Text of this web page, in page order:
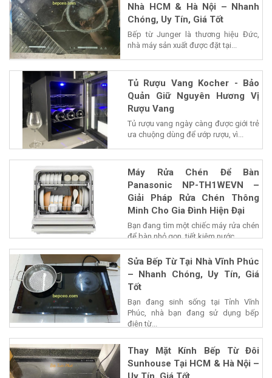
Nhà HCM & Hà Nội – Nhanh
Chóng, Uy Tín, Giá Tốt
Bếp từ Junger là thương hiệu Đức,
nhà máy sản xuất được đặt tại...
Tủ Rượu Vang Kocher - Bảo
Quản Giữ Nguyên Hương Vị
Rượu Vang
Tủ rượu vang ngày càng được giới trẻ
ưa chuộng dùng để ướp rượu, vì...
Máy Rửa Chén Để Bàn
Panasonic NP-TH1WEVN –
Giải Pháp Rửa Chén Thông
Minh Cho Gia Đình Hiện Đại
Bạn đang tìm một chiếc máy rửa chén
để bàn nhỏ gọn, tiết kiệm nước...
Sửa Bếp Từ Tại Nhà Vĩnh Phúc
– Nhanh Chóng, Uy Tín, Giá
Tốt
Bạn đang sinh sống tại Tỉnh Vĩnh
Phúc, nhà bạn đang sử dụng bếp
điện từ...
Thay Mặt Kính Bếp Từ Đôi
Sunhouse Tại HCM & Hà Nội –